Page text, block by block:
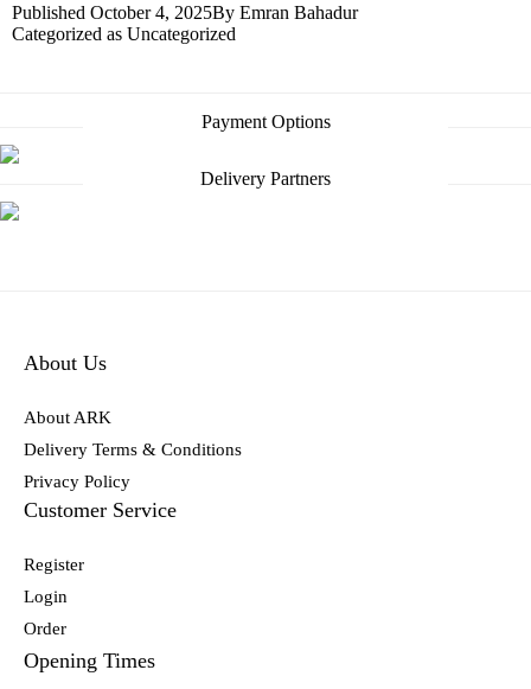
Published October 4, 2025By Emran Bahadur
Categorized as Uncategorized
Payment Options
Delivery Partners
About Us
About ARK
Delivery Terms & Conditions
Privacy Policy
Customer Service
Register
Login
Order
Opening Times